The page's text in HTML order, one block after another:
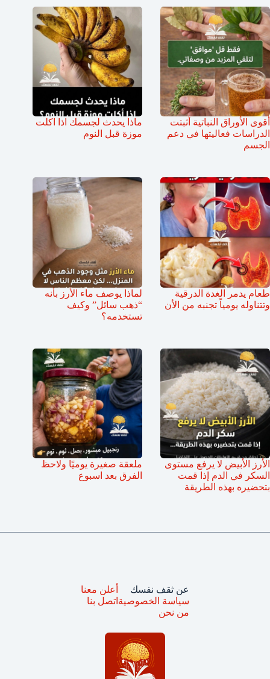
أقوى الأوراق النباتية أثبتت
الدراسات فعاليتها في دعم
الجسم
ماذا يحدث لجسمك اذا اكلت
موزة قبل النوم
طعام يدمر الغدة الدرقية
وتتناوله يومياً تجنبه من الأن
لماذا يوصف ماء الأرز بأنه
“ذهب سائل” وكيف
تستخدمه؟
الأرز الأبيض لا يرفع مستوى
السكر في الدم إذا قمت
بتحضيره بهذه الطريقة
ملعقة صغيرة يوميًا ولاحظ
الفرق بعد اسبوع
عن ثقف نفسك
سياسة الخصوصية
من نحن
أعلن معنا
اتصل بنا